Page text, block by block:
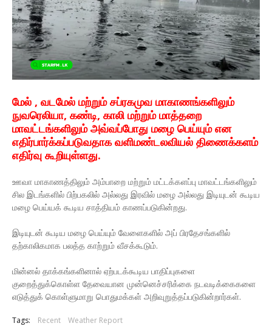
மேல் , வடமேல் மற்றும் சப்ரகமுவ மாகாணங்களிலும்
நுவரெலியா, கண்டி, காலி மற்றும் மாத்தறை
மாவட்டங்களிலும் அவ்வப்போது மழை பெய்யும் என
எதிர்பார்க்கப்படுவதாக வளிமண்டலவியல் திணைக்களம்
எதிர்வு கூறியுள்ளது.
ஊவா மாகாணத்திலும் அம்பாறை மற்றும் மட்டக்களப்பு மாவட்டங்களிலும்
சில இடங்களில் பிற்பகலில் அல்லது இரவில் மழை அல்லது இடியுடன் கூடிய
மழை பெய்யக் கூடிய சாத்தியம் காணப்படுகின்றது.
இடியுடன் கூடிய மழை பெய்யும் வேளைகளில் அப் பிரதேசங்களில்
தற்காலிகமாக பலத்த காற்றும் வீசக்கூடும்.
மின்னல் தாக்கங்களினால் ஏற்படக்கூடிய பாதிப்புகளை
குறைத்துக்கொள்ள தேவையான முன்னெச்சரிக்கை நடவடிக்கைகளை
எடுத்துக் கொள்ளுமாறு பொதுமக்கள் அறிவுறுத்தப்படுகின்றார்கள்.
Tags: Recent Weather Report